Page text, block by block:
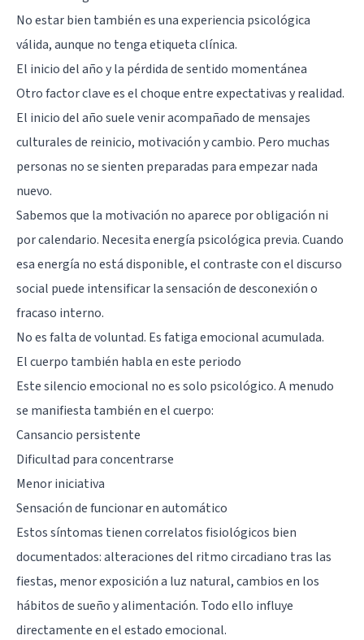
No estar bien también es una experiencia psicológica
válida, aunque no tenga etiqueta clínica.
El inicio del año y la pérdida de sentido momentánea
Otro factor clave es el choque entre expectativas y realidad.
El inicio del año suele venir acompañado de mensajes
culturales de reinicio, motivación y cambio. Pero muchas
personas no se sienten preparadas para empezar nada
nuevo.
Sabemos que la motivación no aparece por obligación ni
por calendario. Necesita energía psicológica previa. Cuando
esa energía no está disponible, el contraste con el discurso
social puede intensificar la sensación de desconexión o
fracaso interno.
No es falta de voluntad. Es fatiga emocional acumulada.
El cuerpo también habla en este periodo
Este silencio emocional no es solo psicológico. A menudo
se manifiesta también en el cuerpo:
Cansancio persistente
Dificultad para concentrarse
Menor iniciativa
Sensación de funcionar en automático
Estos síntomas tienen correlatos fisiológicos bien
documentados: alteraciones del ritmo circadiano tras las
fiestas, menor exposición a luz natural, cambios en los
hábitos de sueño y alimentación. Todo ello influye
directamente en el estado emocional.